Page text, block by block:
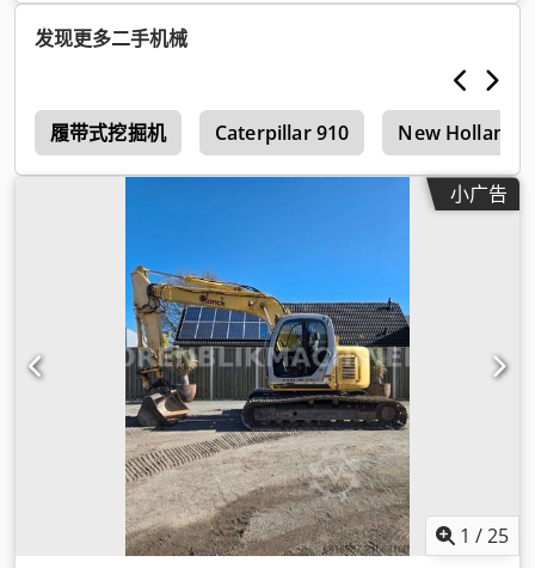
发现更多二手机械
履带式挖掘机 Caterpillar 910 New Holland
小广告
1 /25